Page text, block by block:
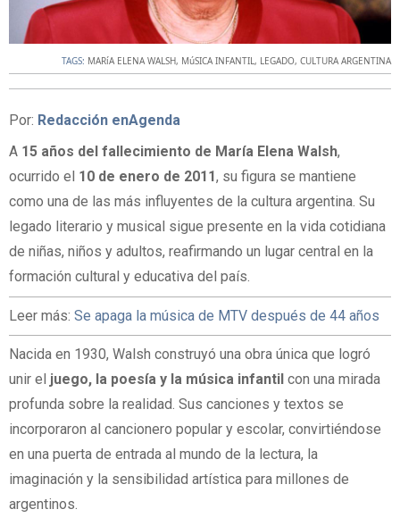
TAGS: MARíA ELENA WALSH, MúSICA INFANTIL, LEGADO, CULTURA ARGENTINA
Por: Redacción enAgenda
A 15 años del fallecimiento de María Elena Walsh,
ocurrido el 10 de enero de 2011, su figura se mantiene
como una de las más influyentes de la cultura argentina. Su
legado literario y musical sigue presente en la vida cotidiana
de niñas, niños y adultos, reafirmando un lugar central en la
formación cultural y educativa del país.
Leer más: Se apaga la música de MTV después de 44 años
Nacida en 1930, Walsh construyó una obra única que logró
unir el juego, la poesía y la música infantil con una mirada
profunda sobre la realidad. Sus canciones y textos se
incorporaron al cancionero popular y escolar, convirtiéndose
en una puerta de entrada al mundo de la lectura, la
imaginación y la sensibilidad artística para millones de
argentinos.